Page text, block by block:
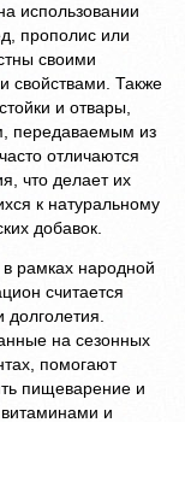
использовании
прополис или
своими
свойствами. Также
и отвары,
передаваемым из
отличаются
что делает их
к натуральному
добавок.
рамках народной
считается
на сезонных
помогают
пищеварение и
и